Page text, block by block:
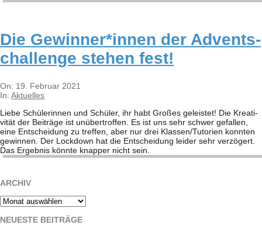
Die Gewinner*innen der Advents­­
challenge ste­hen fest!
2021-
02-
On: 19. Februar 2021
In: Aktuelles
Liebe Schü­le­rin­nen und Schü­ler, ihr habt Gro­ßes geleis­tet! Die Krea­ti­
vi­tät der Bei­träge ist unüber­trof­fen. Es ist uns sehr schwer gefal­len,
eine Ent­schei­dung zu tref­fen, aber nur drei Klassen/​​Tutorien konn­ten
gewin­nen. Der Lock­down hat die Ent­schei­dung lei­der sehr ver­zö­gert.
Das Ergeb­nis könnte knap­per nicht sein.
ARCHIV
Archiv
NEU­ESTE BEITRÄGE